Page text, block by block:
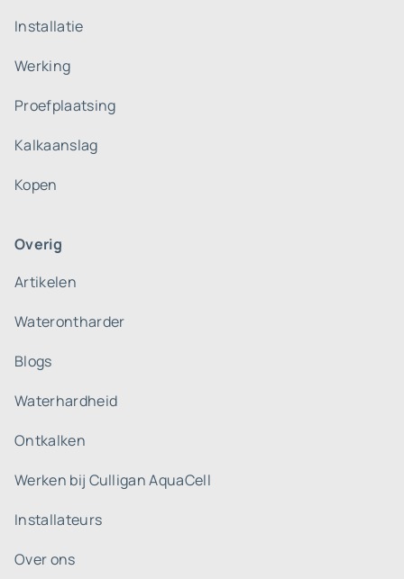
Installatie
Werking
Proefplaatsing
Kalkaanslag
Kopen
Overig
Artikelen
Waterontharder
Blogs
Waterhardheid
Ontkalken
Werken bij Culligan AquaCell
Installateurs
Over ons